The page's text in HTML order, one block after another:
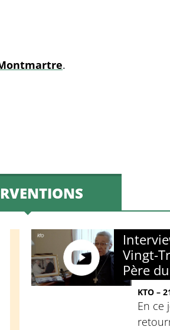
.
Vingt-
Père
KTO –
En ce